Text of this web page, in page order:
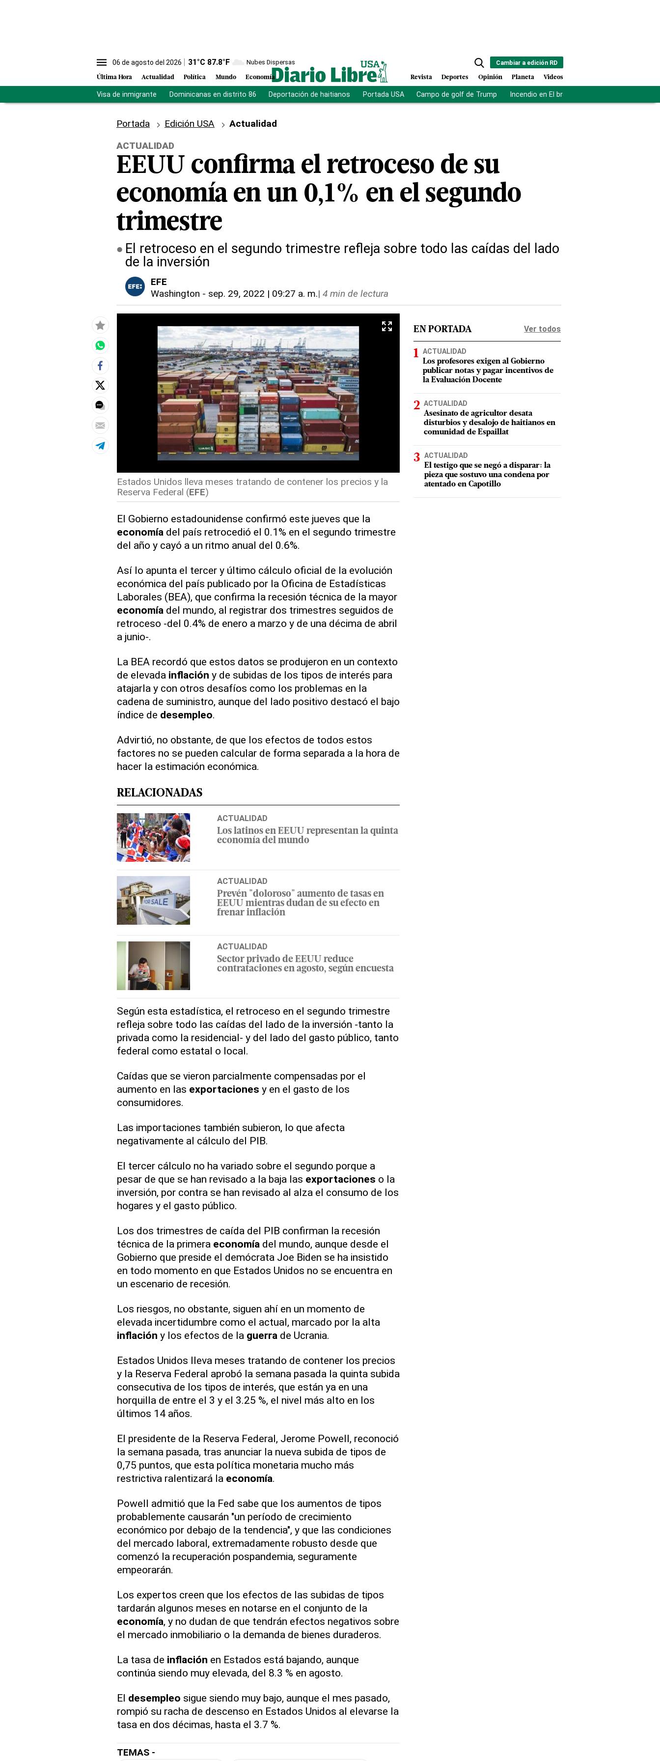
06 de agosto del 2026 31 °C 87.8°F Nubes Dispersas
Última Hora Actualidad Política Mundo Economía
Cambiar a edición RD
Revista Deportes Opinión Planeta Videos
Visa de inmigrante Dominicanas en distrito 86 Deportación de haitianos Portada USA Campo de golf de Trump Incendio en El bronx
Portada Edición USA
Actualidad
ACTUALIDAD
EEUU confirma el retroceso de su
economía en un 0,1% en el segundo
trimestre
El retroceso en el segundo trimestre refleja sobre todo las caídas del lado
de la inversión
EFE
Washington - sep. 29, 2022 | 09:27 a. m.| 4 min de lectura
Estados Unidos lleva meses tratando de contener los precios y la
Reserva Federal (EFE)
El Gobierno estadounidense confirmó este jueves que la
economíadel país retrocedió el 0.1% en el segundo trimestre
del año y cayó a un ritmo anual del 0.6%.
Así lo apunta el tercer y último cálculo oficial de la evolución
económica del país publicado por la Oficina de Estadísticas
Laborales (BEA), que confirma la recesión técnica de la mayor
economíadel mundo, al registrar dos trimestres seguidos de
retroceso -del 0.4% de enero a marzo y de una décima de abril
a junio-.
La BEA recordó que estos datos se produjeron en un contexto
de elevada inflación y de subidas de los tipos de interés para
atajarla y con otros desafíos como los problemas en la
cadena de suministro, aunque del lado positivo destacó el bajo
índice de desempleo.
Advirtió, no obstante, de que los efectos de todos estos
factores no se pueden calcular de forma separada a la hora de
hacer la estimación económica.
RELACIONADAS
ACTUALIDAD
Los latinos en EEUU representan la quinta
economía del mundo
ACTUALIDAD
Prevén "doloroso" aumento de tasas en
EEUU mientras dudan de su efecto en
frenar inflación
ACTUALIDAD
Sector privado de EEUU reduce
contrataciones en agosto, según encuesta
Según esta estadística, el retroceso en el segundo trimestre
refleja sobre todo las caídas del lado de la inversión -tanto la
privada como la residencial- y del lado del gasto público, tanto
federal como estatal o local.
Caídas que se vieron parcialmente compensadas por el
aumento en las exportaciones y en el gasto de los
consumidores.
Las importaciones también subieron, lo que afecta
negativamente al cálculo del PIB.
El tercer cálculo no ha variado sobre el segundo porque a
pesar de que se han revisado a la baja las exportaciones o la
inversión, por contra se han revisado al alza el consumo de los
hogares y el gasto público.
Los dos trimestres de caída del PIB confirman la recesión
técnica de la primera economíadel mundo, aunque desde el
Gobierno que preside el demócrata Joe Biden se ha insistido
en todo momento en que Estados Unidos no se encuentra en
un escenario de recesión.
Los riesgos, no obstante, siguen ahí en un momento de
elevada incertidumbre como el actual, marcado por la alta
inflación y los efectos de la guerrade Ucrania.
Estados Unidos lleva meses tratando de contener los precios
y la Reserva Federal aprobó la semana pasada la quinta subida
consecutiva de los tipos de interés, que están ya en una
horquilla de entre el 3 y el 3.25 %, el nivel más alto en los
últimos 14 años.
El presidente de la Reserva Federal, Jerome Powell, reconoció
la semana pasada, tras anunciar la nueva subida de tipos de
0,75 puntos, que esta política monetaria mucho más
restrictiva ralentizará la economía.
Powell admitió que la Fed sabe que los aumentos de tipos
probablemente causarán "un período de crecimiento
económico por debajo de la tendencia", y que las condiciones
del mercado laboral, extremadamente robusto desde que
comenzó la recuperación pospandemia, seguramente
empeorarán.
Los expertos creen que los efectos de las subidas de tipos
tardarán algunos meses en notarse en el conjunto de la
economía, y no dudan de que tendrán efectos negativos sobre
el mercado inmobiliario o la demanda de bienes duraderos.
La tasa de inflación en Estados está bajando, aunque
continúa siendo muy elevada, del 8.3 % en agosto.
El desempleo sigue siendo muy bajo, aunque el mes pasado,
rompió su racha de descenso en Estados Unidos al elevarse la
tasa en dos décimas, hasta el 3.7 %.
TEMAS -
EN PORTADA Ver todos
ACTUALIDAD
Los profesores exigen al Gobierno
publicar notas y pagar incentivos de
la Evaluación Docente
ACTUALIDAD
Asesinato de agricultor desata
disturbios y desalojo de haitianos en
comunidad de Espaillat
ACTUALIDAD
El testigo que se negó a disparar: la
pieza que sostuvo una condena por
atentado en Capotillo